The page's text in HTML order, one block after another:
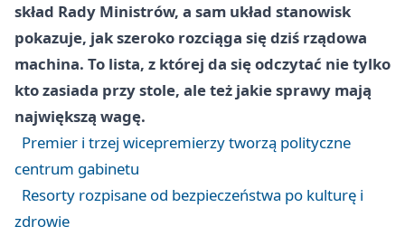
skład Rady Ministrów, a sam układ stanowisk
pokazuje, jak szeroko rozciąga się dziś rządowa
machina. To lista, z której da się odczytać nie tylko
kto zasiada przy stole, ale też jakie sprawy mają
największą wagę.
Premier i trzej wicepremierzy tworzą polityczne
centrum gabinetu
Resorty rozpisane od bezpieczeństwa po kulturę i
zdrowie